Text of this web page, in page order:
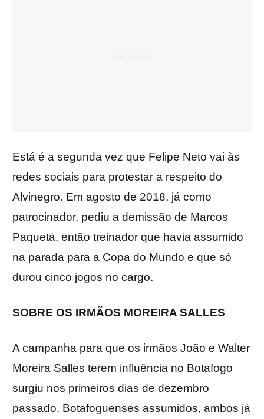
Está é a segunda vez que Felipe Neto vai às
redes sociais para protestar a respeito do
Alvinegro. Em agosto de 2018, já como
patrocinador, pediu a demissão de Marcos
Paquetá, então treinador que havia assumido
na parada para a Copa do Mundo e que só
durou cinco jogos no cargo.
SOBRE OS IRMÃOS MOREIRA SALLES
A campanha para que os irmãos João e Walter
Moreira Salles terem influência no Botafogo
surgiu nos primeiros dias de dezembro
passado. Botafoguenses assumidos, ambos já